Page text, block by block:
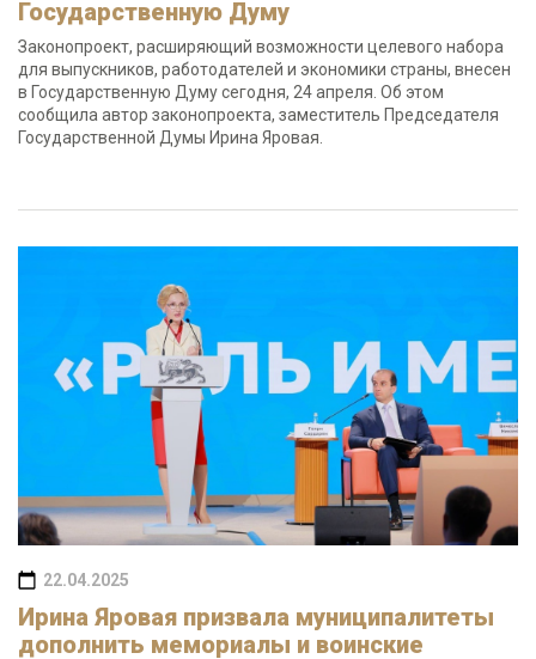
Государственную Думу
Законопроект, расширяющий возможности целевого набора
для выпускников, работодателей и экономики страны, внесен
в Государственную Думу сегодня, 24 апреля. Об этом
сообщила автор законопроекта, заместитель Председателя
Государственной Думы Ирина Яровая.
22.04.2025
Ирина Яровая призвала муниципалитеты
дополнить мемориалы и воинские